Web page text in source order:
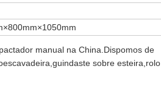
manual na China.Dispomos de
sobre esteira,rolo